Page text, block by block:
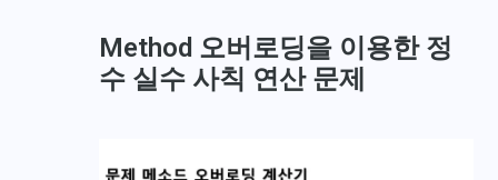
Method 오버로딩을 이용한 정
수 실수 사칙 연산 문제